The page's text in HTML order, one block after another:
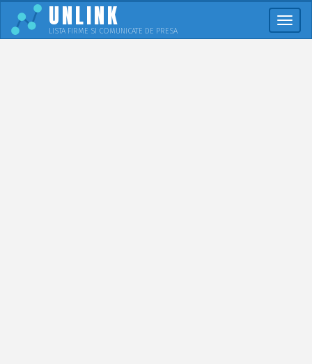
UNLINK
LISTA FIRME SI COMUNICATE DE PRESA